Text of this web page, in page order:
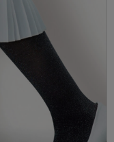
KIDS